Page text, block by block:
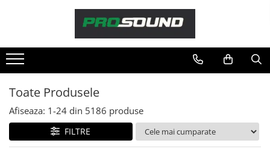
Sonorizare / PA
Adaptoare phantom
Adresare publica 100V
Amplificatoare Audio
Boxe Audio
Toate Produsele
Afiseaza: 1-24 din 5186 produse
FILTRE